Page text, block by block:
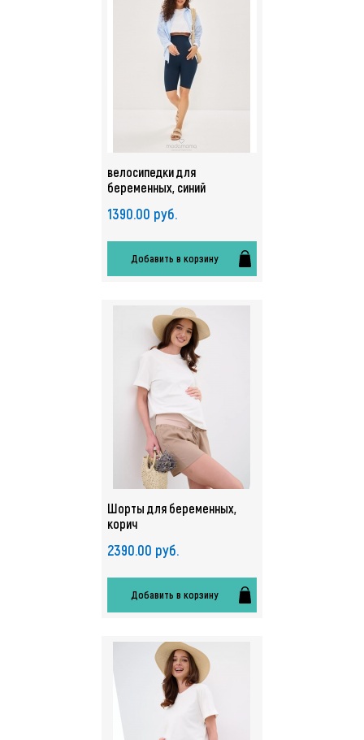
велосипедки для
беременных, синий
1390.00 руб.
Добавить в корзину
Шорты для беременных,
корич
2390.00 руб.
Добавить в корзину